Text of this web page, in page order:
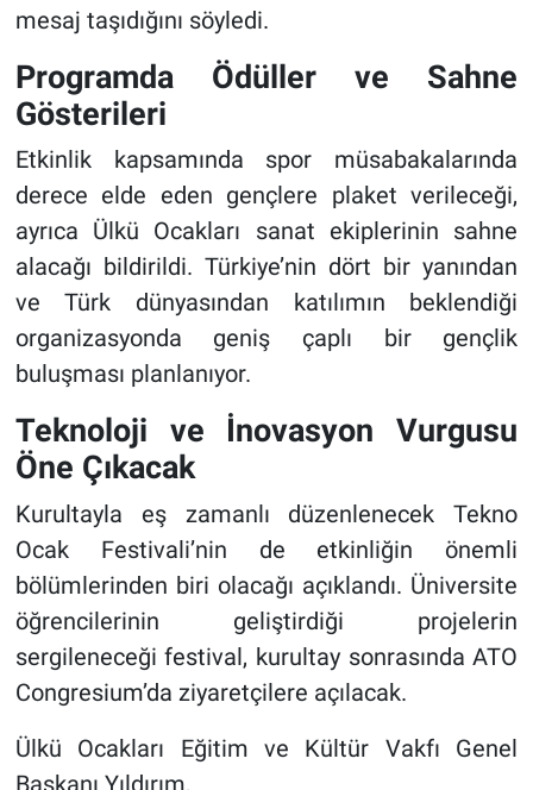
mesaj taşıdığını söyledi.
Programda Ödüller ve Sahne
Gösterileri
Etkinlik kapsamında spor müsabakalarında
derece elde eden gençlere plaket verileceği,
ayrıca Ülkü Ocakları sanat ekiplerinin sahne
alacağı bildirildi. Türkiye’nin dört bir yanından
ve Türk dünyasından katılımın beklendiği
organizasyonda geniş çaplı bir gençlik
buluşması planlanıyor.
Teknoloji ve İnovasyon Vurgusu
Öne Çıkacak
Kurultayla eş zamanlı düzenlenecek Tekno
Ocak Festivali’nin de etkinliğin önemli
bölümlerinden biri olacağı açıklandı. Üniversite
öğrencilerinin geliştirdiği projelerin
sergileneceği festival, kurultay sonrasında ATO
Congresium’da ziyaretçilere açılacak.
Ülkü Ocakları Eğitim ve Kültür Vakfı Genel
Başkanı Yıldırım,